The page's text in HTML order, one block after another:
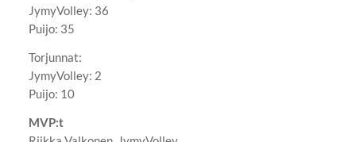
JymyVolley: 36
Puijo: 35
Torjunnat:
JymyVolley: 2
Puijo: 10
MVP:t